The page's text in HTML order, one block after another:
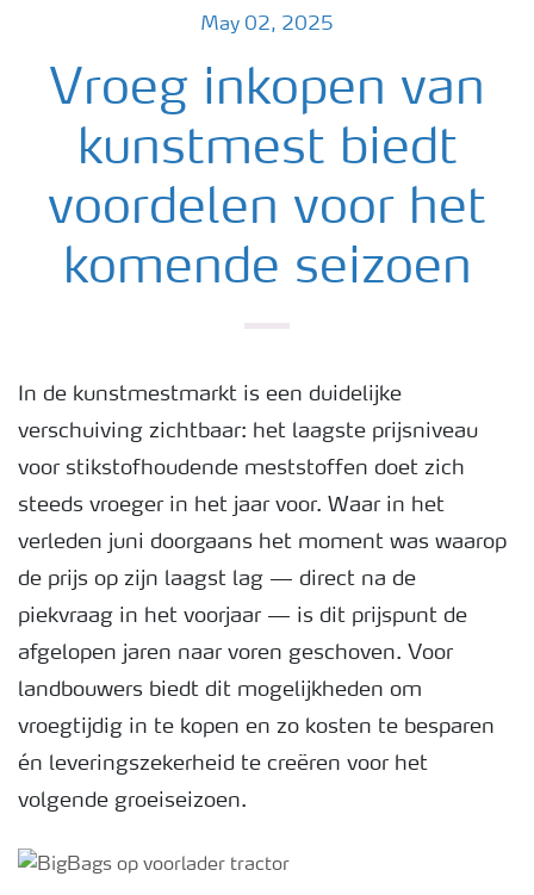
May 02, 2025
Vroeg inkopen van
kunstmest biedt
voordelen voor het
komende seizoen
In de kunstmestmarkt is een duidelijke
verschuiving zichtbaar: het laagste prijsniveau
voor stikstofhoudende meststoffen doet zich
steeds vroeger in het jaar voor. Waar in het
verleden juni doorgaans het moment was waarop
de prijs op zijn laagst lag — direct na de
piekvraag in het voorjaar — is dit prijspunt de
afgelopen jaren naar voren geschoven. Voor
landbouwers biedt dit mogelijkheden om
vroegtijdig in te kopen en zo kosten te besparen
én leveringszekerheid te creëren voor het
volgende groeiseizoen.